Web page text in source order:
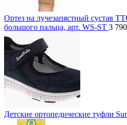
Ортез на лучезапястный сустав
большого пальца, арт. WS-ST 3 790
Детские ортопедические туфли